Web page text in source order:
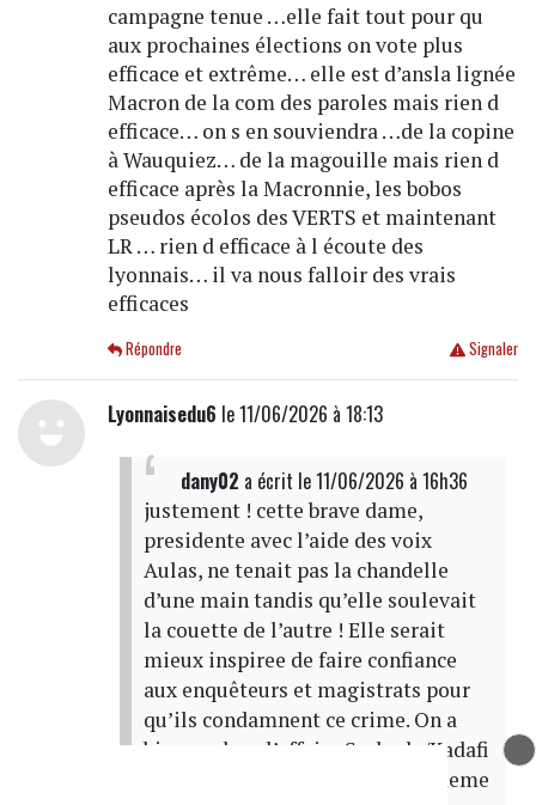
campagne tenue …elle fait tout pour qu
aux prochaines élections on vote plus
efficace et extrême… elle est d’ansla lignée
Macron de la com des paroles mais rien d
efficace… on s en souviendra …de la copine
à Wauquiez… de la magouille mais rien d
efficace après la Macronnie, les bobos
pseudos écolos des VERTS et maintenant
LR … rien d efficace à l écoute des
lyonnais… il va nous falloir des vrais
efficaces
Signaler
Répondre
Lyonnaisedu6 le 11/06/2026 à 18:13
dany02 a écrit le 11/06/2026 à 16h36
justement ! cette brave dame,
presidente avec l’aide des voix
Aulas, ne tenait pas la chandelle
d’une main tandis qu’elle soulevait
la couette de l’autre ! Elle serait
mieux inspiree de faire confiance
aux enquêteurs et magistrats pour
qu’ils condamnent ce crime. On a
bien vu dans l’affaire Sarkody/Kadafi
leur opiniatrete a condamner, meme